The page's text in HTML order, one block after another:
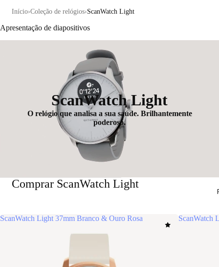
Início Coleção de relógios ScanWatch Light
Apresentação de diapositivos
ScanWatch Light
O relógio que analisa a sua saúde. Brilhantemente
poderoso.
Comprar ScanWatch Light
ScanWatch Light 37mm Branco & Ouro Rosa ScanWatch